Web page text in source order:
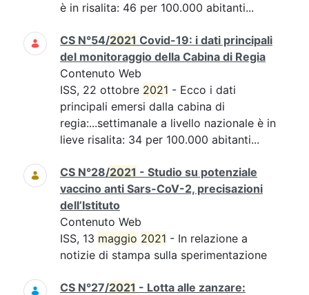
è in risalita: 46 per 100.000 abitanti...
CS N°54/2021 Covid-19: i dati principali
del monitoraggio della Cabina di Regia
Contenuto Web
ISS, 22 ottobre 2021 - Ecco i dati
principali emersi dalla cabina di
regia:...settimanale a livello nazionale è in
lieve risalita: 34 per 100.000 abitanti...
CS N°28/2021 - Studio su potenziale
vaccino anti Sars-CoV-2, precisazioni
dell’Istituto
Contenuto Web
ISS, 13 maggio 2021 - In relazione a
notizie di stampa sulla sperimentazione
CS N°27/2021 - Lotta alle zanzare: